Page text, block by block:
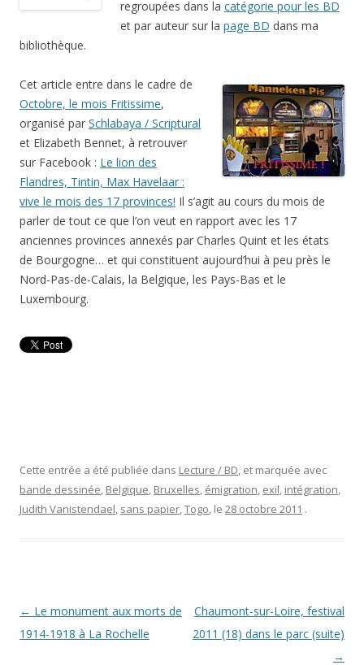
regroupées dans la catégorie pour les BD
et par auteur sur la page BD dans ma
bibliothèque.
Cet article entre dans le cadre de
Octobre, le mois Fritissime,
organisé par Schlabaya / Scriptural
et Elizabeth Bennet, à retrouver
sur Facebook : Le lion des
Flandres, Tintin, Max Havelaar :
vive le mois des 17 provinces! Il s’agit au cours du mois de
parler de tout ce que l’on veut en rapport avec les 17
anciennes provinces annexés par Charles Quint et les états
de Bourgogne… et qui constituent aujourd’hui à peu près le
Nord-Pas-de-Calais, la Belgique, les Pays-Bas et le
Luxembourg.
Cette entrée a été publiée dans Lecture / BD, et marquée avec
bande dessinée, Belgique, Bruxelles, émigration, exil, intégration,
Judith Vanistendael, sans papier,Togo, le 28 octobre 2011 .
Navigation
des
← Le monument aux morts de
1914-1918 à La Rochelle
Chaumont-sur-Loire, festival
2011 (18) dans le parc (suite)
→